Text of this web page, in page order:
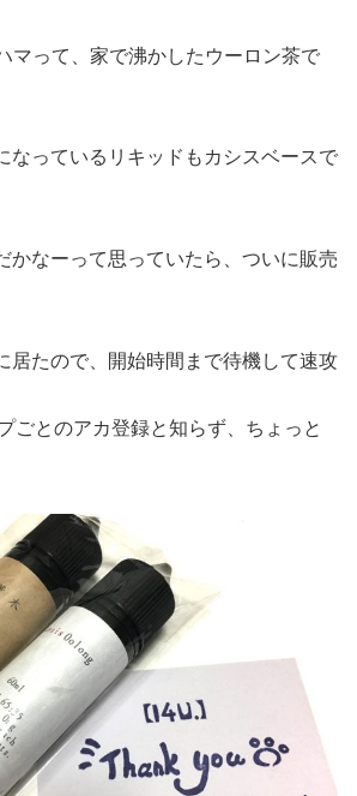
マって、家で沸かしたウーロン茶で
なっているリキッドもカシスベースで
かなーって思っていたら、ついに販売
居たので、開始時間まで待機して速攻
ごとのアカ登録と知らず、ちょっと